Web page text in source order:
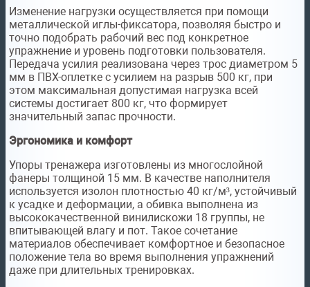
Изменение нагрузки осуществляется при помощи
металлической иглы-фиксатора, позволяя быстро и
точно подобрать рабочий вес под конкретное
упражнение и уровень подготовки пользователя.
Передача усилия реализована через трос диаметром 5
мм в ПВХ-оплетке с усилием на разрыв 500 кг, при
этом максимальная допустимая нагрузка всей
системы достигает 800 кг, что формирует
значительный запас прочности.
Эргономика и комфорт
Упоры тренажера изготовлены из многослойной
фанеры толщиной 15 мм. В качестве наполнителя
используется изолон плотностью 40 кг/м³, устойчивый
к усадке и деформации, а обивка выполнена из
высококачественной винилискожи 18 группы, не
впитывающей влагу и пот. Такое сочетание
материалов обеспечивает комфортное и безопасное
положение тела во время выполнения упражнений
даже при длительных тренировках.